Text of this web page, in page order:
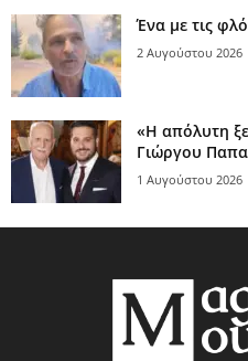
Ένα με τις
2 Αυγούστου 2026
«Η απόλυτη
Γιώργου
1 Αυγούστου 2026